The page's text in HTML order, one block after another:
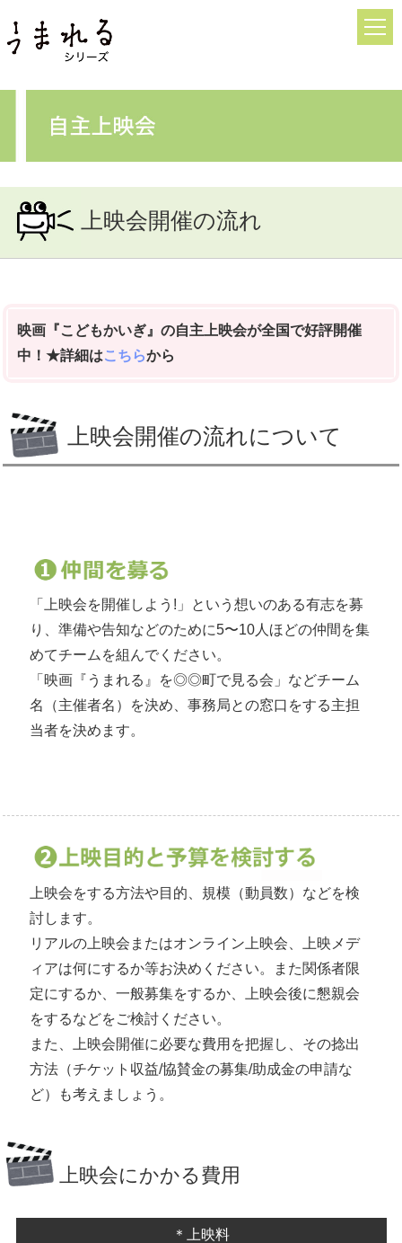
上映スケジュール
＞全作品一覧
＞『こどもかいぎ』
自主上映会開催の流れ
＞上映料のご案内
学校上映
保育・教育業界向けプラン
宣材物
上映会お申込み
トップページに戻る
上映会開催の流れ
映画『こどもかいぎ』の自主上映会が全国で好評開催
中！★詳細はこちらから
上映会開催の流れについて
「上映会を開催しよう!」という想いのある有志を募
り、準備や告知などのために5〜10人ほどの仲間を集
めてチームを組んでください。
「映画『うまれる』を◎◎町で見る会」などチーム
名（主催者名）を決め、事務局との窓口をする主担
当者を決めます。
上映会をする方法や目的、規模（動員数）などを検
討します。
リアルの上映会またはオンライン上映会、上映メデ
ィアは何にするか等お決めください。また関係者限
定にするか、一般募集をするか、上映会後に懇親会
をするなどをご検討ください。
また、上映会開催に必要な費用を把握し、その捻出
方法（チケット収益/協賛金の募集/助成金の申請な
ど）も考えましょう。
上映会にかかる費用
＊上映料